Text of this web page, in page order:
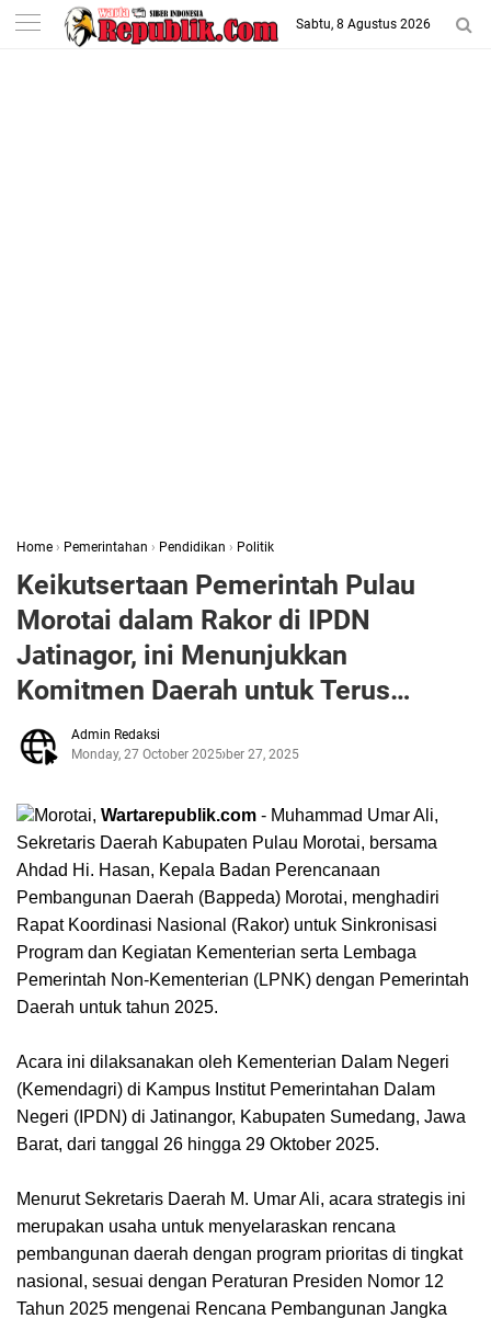
-->
Sabtu, 8 Agustus 2026
Home › Pemerintahan › Pendidikan › Politik
Keikutsertaan Pemerintah Pulau
Morotai dalam Rakor di IPDN
Jatinagor, ini Menunjukkan
Komitmen Daerah untuk Terus
Meningkatkan Sinkronisasi
Kebijakan Pembangunan.
Admin Redaksi
Monday, 27 October 2025October 27, 2025
Morotai, Wartarepublik.com - Muhammad Umar Ali,
Sekretaris Daerah Kabupaten Pulau Morotai, bersama
Ahdad Hi. Hasan, Kepala Badan Perencanaan
Pembangunan Daerah (Bappeda) Morotai, menghadiri
Rapat Koordinasi Nasional (Rakor) untuk Sinkronisasi
Program dan Kegiatan Kementerian serta Lembaga
Pemerintah Non-Kementerian (LPNK) dengan Pemerintah
Daerah untuk tahun 2025.
Acara ini dilaksanakan oleh Kementerian Dalam Negeri
(Kemendagri) di Kampus Institut Pemerintahan Dalam
Negeri (IPDN) di Jatinangor, Kabupaten Sumedang, Jawa
Barat, dari tanggal 26 hingga 29 Oktober 2025.
Menurut Sekretaris Daerah M. Umar Ali, acara strategis ini
merupakan usaha untuk menyelaraskan rencana
pembangunan daerah dengan program prioritas di tingkat
nasional, sesuai dengan Peraturan Presiden Nomor 12
Tahun 2025 mengenai Rencana Pembangunan Jangka